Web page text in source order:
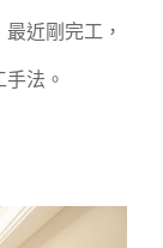
近剛完工，
法。